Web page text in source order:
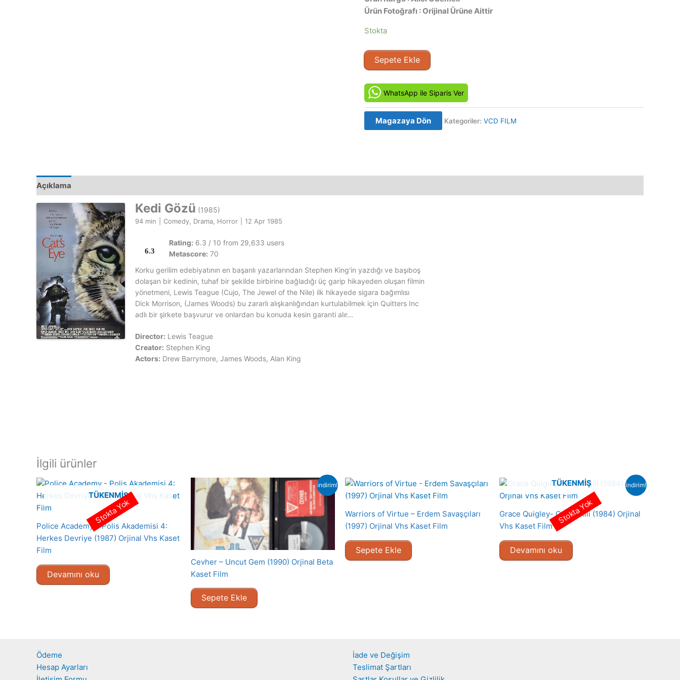
Ürün Fotoğrafı : Orijinal Ürüne Aittir
Stokta
Kedi
Gözü
Cat's
Eye
(1985)
Orjinal
Sepete Ekle
WhatsApp ile Siparis Ver
Magazaya Dön Kategoriler: VCD FILM
Açıklama
Kedi Gözü (1985)
94 min Comedy, Drama, Horror 12 Apr 1985
6.3
Rating: 6.3 / 10 from 29,633 users
Metascore: 70
Korku gerilim edebiyatının en başarılı yazarlarından Stephen King'in yazdığı ve başıboş
dolaşan bir kedinin, tuhaf bir şekilde birbirine bağladığı üç garip hikayeden oluşan filmin
yönetmeni, Lewis Teague (Cujo, The Jewel of the Nile) ilk hikayede sigara bağımlısı
Dick Morrison, (James Woods) bu zararlı alışkanlığından kurtulabilmek için Quitters Inc
adlı bir şirkete başvurur ve onlardan bu konuda kesin garanti alır...
Director: Lewis Teague
Creator: Stephen King
Actors: Drew Barrymore, James Woods, Alan King
İlgili ürünler
TÜKENMIŞ
Police Academy – Polis Akademisi 4:
Herkes Devriye (1987) Orjinal Vhs Kaset
Film
Devamını oku
Stokta Yok
indirim!
Cevher – Uncut Gem (1990) Orjinal Beta
Kaset Film
Sepete Ekle
Warriors of Virtue – Erdem Savaşçıları
(1997) Orjinal Vhs Kaset Film
Sepete Ekle
indirim!
TÜKENMIŞ
Grace Quigley- Çılgın İkili (1984) Orjinal
Vhs Kaset Film
Devamını oku
Stokta Yok
Ödeme
Hesap Ayarları
İade ve Değişim
Teslimat Şartları